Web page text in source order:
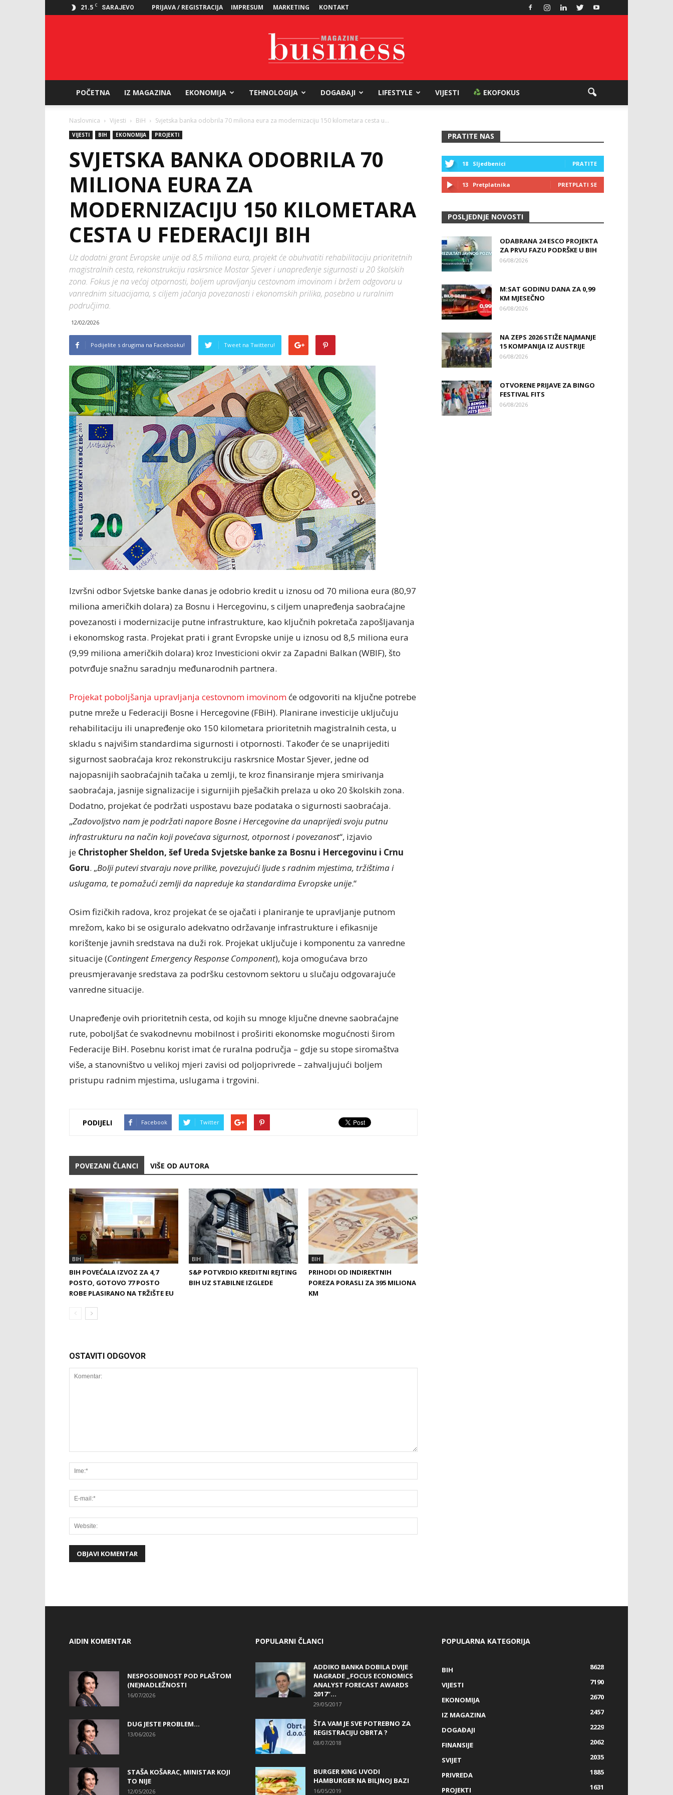
21.5 C SARAJEVO PRIJAVA / REGISTRACIJA IMPRESUM MARKETING KONTAKT
Magazine
POČETNA IZ MAGAZINA EKONOMIJA TEHNOLOGIJA DOGAĐAJI LIFESTYLE VIJESTI EKOFOKUS
Naslovnica Vijesti BiH Svjetska banka odobrila 70 miliona eura za modernizaciju 150 kilometara cesta u...
VIJESTI BIH EKONOMIJA PROJEKTI
SVJETSKA BANKA ODOBRILA 70
MILIONA EURA ZA
MODERNIZACIJU 150 KILOMETARA
CESTA U FEDERACIJI BIH
Uz dodatni grant Evropske unije od 8,5 miliona eura, projekt će obuhvatiti rehabilitaciju prioritetnih
magistralnih cesta, rekonstrukciju raskrsnice Mostar Sjever i unapređenje sigurnosti u 20 školskih
zona. Fokus je na većoj otpornosti, boljem upravljanju cestovnom imovinom i bržem odgovoru u
vanrednim situacijama, s ciljem jačanja povezanosti i ekonomskih prilika, posebno u ruralnim
područjima.
12/02/2026
Podijelite s drugima na Facebooku! Tweet na Twitteru!
Izvršni odbor Svjetske banke danas je odobrio kredit u iznosu od 70 miliona eura (80,97
miliona američkih dolara) za Bosnu i Hercegovinu, s ciljem unapređenja saobraćajne
povezanosti i modernizacije putne infrastrukture, kao ključnih pokretača zapošljavanja
i ekonomskog rasta. Projekat prati i grant Evropske unije u iznosu od 8,5 miliona eura
(9,99 miliona američkih dolara) kroz Investicioni okvir za Zapadni Balkan (WBIF), što
potvrđuje snažnu saradnju međunarodnih partnera.
Projekat poboljšanja upravljanja cestovnom imovinom će odgovoriti na ključne potrebe
putne mreže u Federaciji Bosne i Hercegovine (FBiH). Planirane investicije uključuju
rehabilitaciju ili unapređenje oko 150 kilometara prioritetnih magistralnih cesta, u
skladu s najvišim standardima sigurnosti i otpornosti. Također će se unaprijediti
sigurnost saobraćaja kroz rekonstrukciju raskrsnice Mostar Sjever, jedne od
najopasnijih saobraćajnih tačaka u zemlji, te kroz finansiranje mjera smirivanja
saobraćaja, jasnije signalizacije i sigurnijih pješačkih prelaza u oko 20 školskih zona.
Dodatno, projekat će podržati uspostavu baze podataka o sigurnosti saobraćaja.
„Zadovoljstvo nam je podržati napore Bosne i Hercegovine da unaprijedi svoju putnu
infrastrukturu na način koji povećava sigurnost, otpornost i povezanost“, izjavio
je Christopher Sheldon, šef Ureda Svjetske banke za Bosnu i Hercegovinu i Crnu
Goru. „Bolji putevi stvaraju nove prilike, povezujući ljude s radnim mjestima, tržištima i
uslugama, te pomažući zemlji da napreduje ka standardima Evropske unije.“
Osim fizičkih radova, kroz projekat će se ojačati i planiranje te upravljanje putnom
mrežom, kako bi se osiguralo adekvatno održavanje infrastrukture i efikasnije
korištenje javnih sredstava na duži rok. Projekat uključuje i komponentu za vanredne
situacije (Contingent Emergency Response Component), koja omogućava brzo
preusmjeravanje sredstava za podršku cestovnom sektoru u slučaju odgovarajuće
vanredne situacije.
Unapređenje ovih prioritetnih cesta, od kojih su mnoge ključne dnevne saobraćajne
rute, poboljšat će svakodnevnu mobilnost i proširiti ekonomske mogućnosti širom
Federacije BiH. Posebnu korist imat će ruralna područja – gdje su stope siromaštva
više, a stanovništvo u velikoj mjeri zavisi od poljoprivrede – zahvaljujući boljem
pristupu radnim mjestima, uslugama i trgovini.
PODIJELI Facebook Twitter
POVEZANI ČLANCI VIŠE OD AUTORA
BIH
BIH POVEĆALA IZVOZ ZA 4,7
POSTO, GOTOVO 77 POSTO
ROBE PLASIRANO NA TRŽIŠTE EU
BIH
S&P POTVRDIO KREDITNI REJTING
BIH UZ STABILNE IZGLEDE
BIH
PRIHODI OD INDIREKTNIH
POREZA PORASLI ZA 395 MILIONA
KM
OSTAVITI ODGOVOR
PRATITE NAS
18 Sljedbenici PRATITE
13 Pretplatnika PRETPLATI SE
POSLJEDNJE NOVOSTI
ODABRANA 24 ESCO PROJEKTA
ZA PRVU FAZU PODRŠKE U BIH
06/08/2026
M:SAT GODINU DANA ZA 0,99
KM MJESEČNO
06/08/2026
NA ZEPS 2026 STIŽE NAJMANJE
15 KOMPANIJA IZ AUSTRIJE
06/08/2026
OTVORENE PRIJAVE ZA BINGO
FESTIVAL FITS
06/08/2026
AIDIN KOMENTAR
NESPOSOBNOST POD PLAŠTOM
(NE)NADLEŽNOSTI
16/07/2026
DUG JESTE PROBLEM…
13/06/2026
STAŠA KOŠARAC, MINISTAR KOJI
TO NIJE
12/05/2026
POPULARNI ČLANCI
ADDIKO BANKA DOBILA DVIJE
NAGRADE „FOCUS ECONOMICS
ANALYST FORECAST AWARDS
2017“...
29/05/2017
ŠTA VAM JE SVE POTREBNO ZA
REGISTRACIJU OBRTA ?
08/07/2018
BURGER KING UVODI
HAMBURGER NA BILJNOJ BAZI
16/05/2019
POPULARNA KATEGORIJA
BIH
8628
VIJESTI
7190
EKONOMIJA
2670
IZ MAGAZINA
2457
DOGAĐAJI
2229
FINANSIJE
2062
SVIJET
2035
PRIVREDA
1885
PROJEKTI
1631